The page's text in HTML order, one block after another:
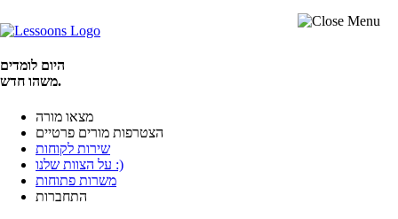
היום לומדים
משהו חדש.
מצאו מורה
הצטרפות מורים פרטיים
שירות לקוחות
על הצוות שלנו :)
משרות פתוחות
התחברות